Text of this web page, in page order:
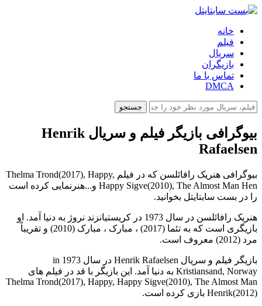
خانه
فیلم
سریال
بازیگران
تماس با ما
DMCA
جستجو
بیوگرافی بازیگر فیلم و سریال Henrik
Rafaelsen
بیوگرافی هنریک رافائلسن که در فیلم Thelma Trond(2017), Happy,
Happy Sigve(2010), The Almost Man Hen و...هنرنمایی کرده است
را در بست سابتایتل بخوانید.
هنریک رافائلسن در سال 1973 در کریستیانزند نروژ به دنیا آمد. او
بازیگری است که به تئما (2017) ، مبارک ، مبارک (2010) و تقریباً
مرد (2012) معروف است.
بازیگر فیلم و سریال Henrik Rafaelsen در سال 1973 in
Kristiansand, Norway به دنیا آمد. این بازیگر با قد در فیلم های
Thelma Trond(2017), Happy, Happy Sigve(2010), The Almost Man
Henrik(2012) بازی کرده است.